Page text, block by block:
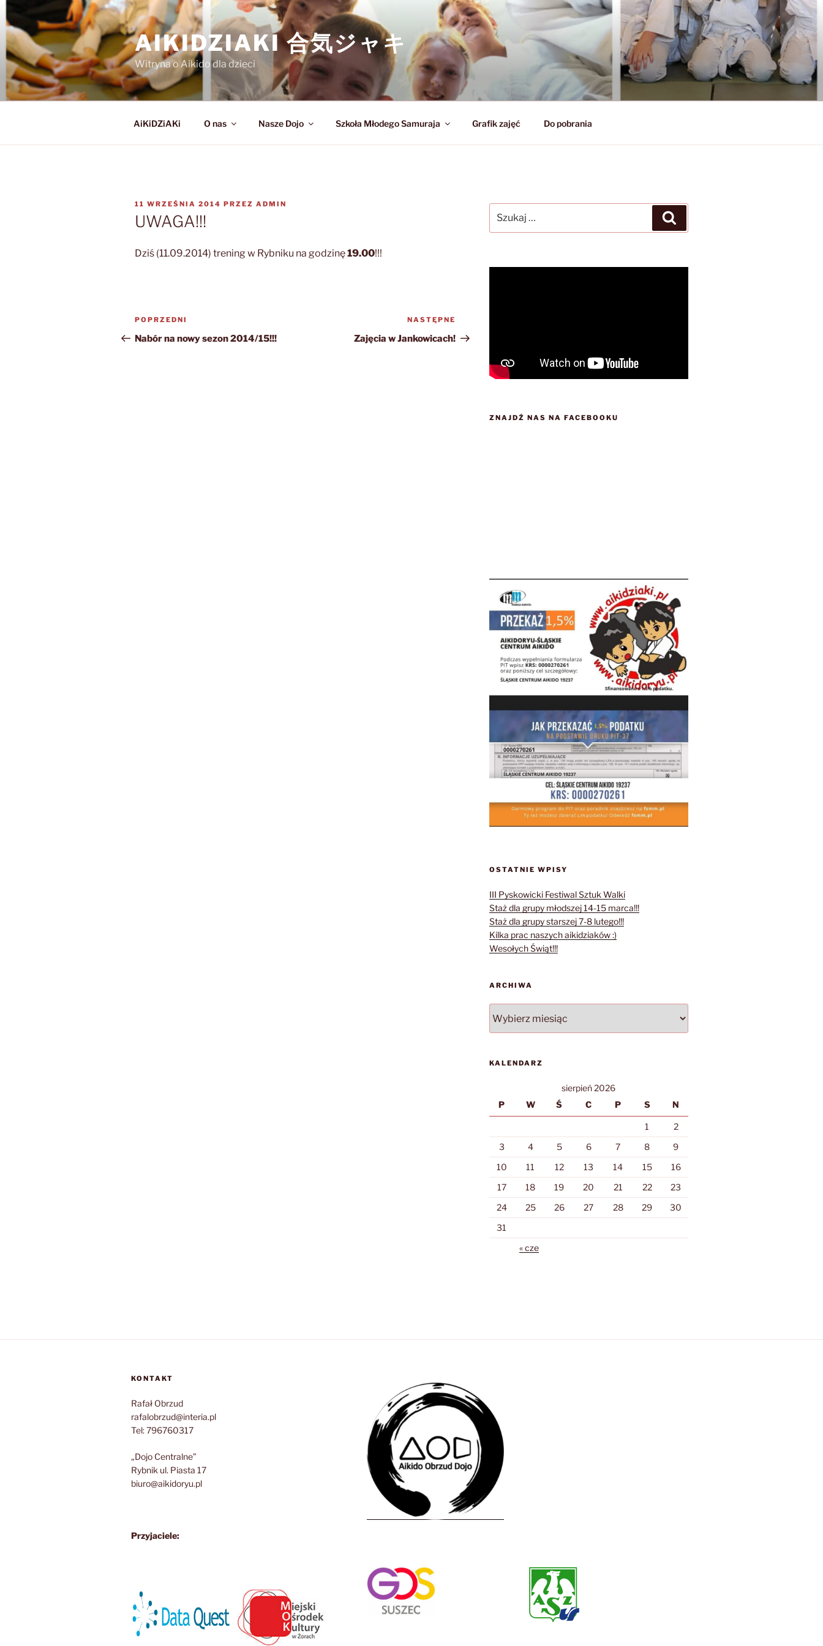
do
treści
AIKIDZIAKI 合気ジャキ
Witryna o Aikido dla dzieci
AiKiDZiAKi O nas Nasze Dojo Szkoła Młodego Samuraja Grafik zajęć Do pobrania
OPUBLIKOWANE
W
11 WRZEŚNIA 2014 PRZEZ ADMIN
UWAGA!!!
Dziś (11.09.2014) trening w Rybniku na godzinę19.00!!!
Nawigacja
wpisu
Poprzedni
wpis
POPRZEDNI
Nabór na nowy sezon 2014/15!!!
wpis
NASTĘPNE
Zajęcia w Jankowicach!
ZNAJDŹ NAS NA FACEBOOKU
OSTATNIE WPISY
III Pyskowicki Festiwal Sztuk Walki
Staż dla grupy młodszej 14-15 marca!!!
Staż dla grupy starszej 7-8 lutego!!!
Kilka prac naszych aikidziaków :)
Wesołych Świąt!!!
ARCHIWA
KALENDARZ
sierpień 2026
P
W Ś C P S N
1
2
3
4 5 6 7 8
9
10
11 12 13 14 15
16
17
18 19 20 21 22
23
24
25 26 27 28 29
30
31
« cze
KONTAKT
Rafał Obrzud
rafalobrzud@interia.pl
Tel: 796760317
„Dojo Centralne”
Rybnik ul. Piasta 17
biuro@aikidoryu.pl
Przyjaciele: